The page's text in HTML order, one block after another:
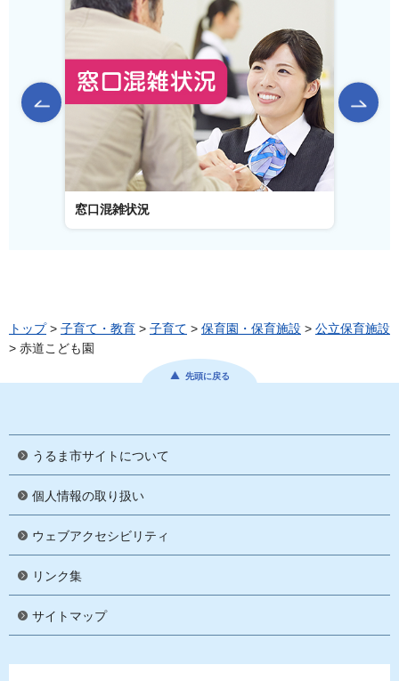
前のスライドを表示
窓口混雑状況
トップ> 子育て・教育 > 子育て > 保育園・保育施設 > 公立保育施設
> 赤道こども園
先頭に戻る
うるま市サイトについて
個人情報の取り扱い
ウェブアクセシビリティ
リンク集
サイトマップ